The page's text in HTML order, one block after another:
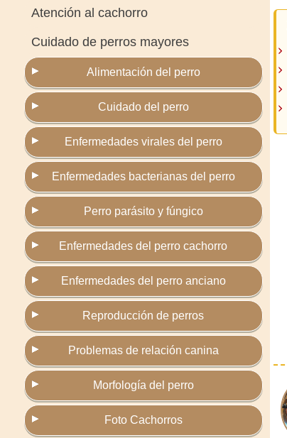
Atención al cachorro
Cuidado de perros mayores
Alimentación del perro
Cuidado del perro
Enfermedades virales del perro
Enfermedades bacterianas del perro
Perro parásito y fúngico
Enfermedades del perro cachorro
Enfermedades del perro anciano
Reproducción de perros
Problemas de relación canina
Morfología del perro
Foto Cachorros